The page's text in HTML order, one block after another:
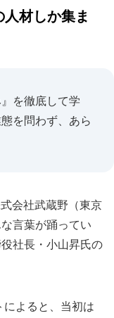
人材しか集ま
を徹底して学
を問わず、あら
会社武蔵野（東京
言葉が踊ってい
社長・小山昇氏の
よると、当初は